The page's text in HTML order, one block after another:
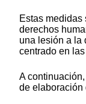
Estas medidas
derechos
una lesión a la
centrado en
A
de elaboración